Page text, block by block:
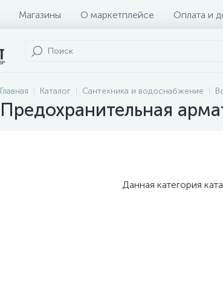
Магазины О маркетплейсе Оплата и
Главная Каталог Сантехника и водоснабжение
Предохранительная
Данная категория